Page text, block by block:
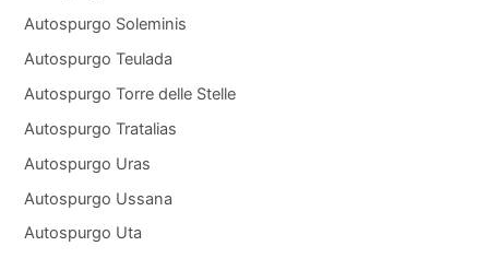
Autospurgo Soleminis
Autospurgo Teulada
Autospurgo Torre delle Stelle
Autospurgo Tratalias
Autospurgo Uras
Autospurgo Ussana
Autospurgo Uta